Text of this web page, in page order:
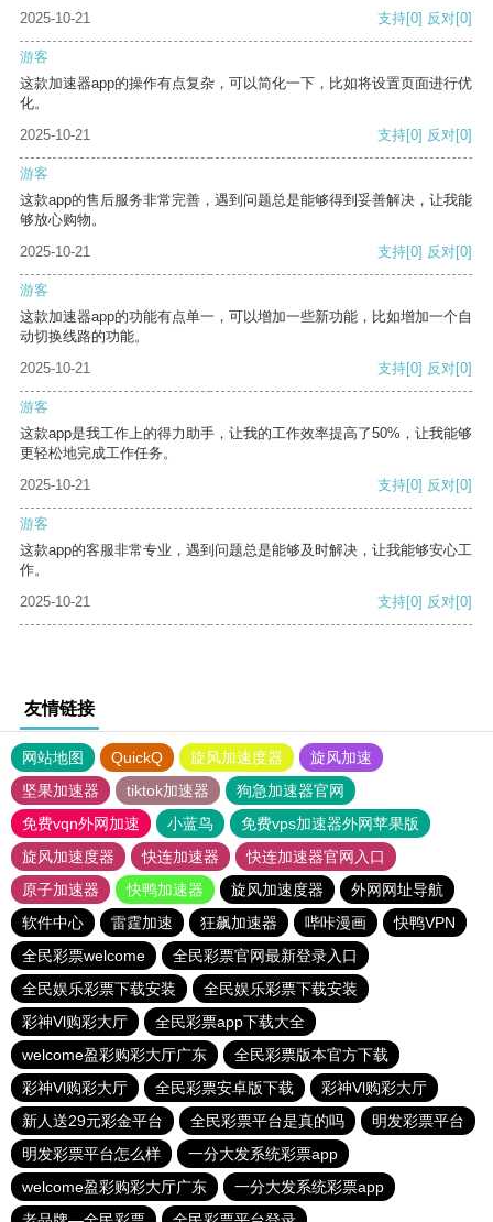
2025-10-21 支持[0] 反对[0]
游客
这款加速器app的操作有点复杂，可以简化一下，比如将设置页面进行优
化。
2025-10-21
支持[0] 反对[0]
游客
这款app的售后服务非常完善，遇到问题总是能够得到妥善解决，让我能
够放心购物。
2025-10-21
支持[0] 反对[0]
游客
这款加速器app的功能有点单一，可以增加一些新功能，比如增加一个自
动切换线路的功能。
2025-10-21
支持[0] 反对[0]
游客
这款app是我工作上的得力助手，让我的工作效率提高了50%，让我能够
更轻松地完成工作任务。
2025-10-21
支持[0] 反对[0]
游客
这款app的客服非常专业，遇到问题总是能够及时解决，让我能够安心工
作。
2025-10-21
支持[0] 反对[0]
友情链接
网站地图 QuickQ 旋风加速度器
旋风加速
坚果加速器
tiktok加速器
狗急加速器官网
免费vqn外网加速
小蓝鸟
免费vps加速器外网苹果版
旋风加速度器
快连加速器
快连加速器官网入口
原子加速器
快鸭加速器 旋风加速度器
外网网址导航
软件中心
雷霆加速 狂飙加速器 哔咔漫画
快鸭VPN
全民彩票welcome
全民彩票官网最新登录入口
全民娱乐彩票下载安装
全民娱乐彩票下载安装
彩神Vl购彩大厅
全民彩票app下载大全
welcome盈彩购彩大厅广东
全民彩票版本官方下载
彩神Vl购彩大厅
全民彩票安卓版下载
彩神Vl购彩大厅
新人送29元彩金平台
全民彩票平台是真的吗
明发彩票平台
明发彩票平台怎么样
一分大发系统彩票app
welcome盈彩购彩大厅广东
一分大发系统彩票app